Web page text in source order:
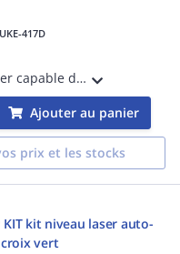
417D
Télémètre laser capable de mesurer en continu. Calcul de supercie. Résiste à une chute d'1m et certifié IP54.
Ajouter au panier
prix et les stocks
KIT kit niveau laser auto-
vert